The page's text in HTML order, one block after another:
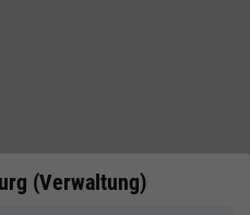
(Verwaltung)